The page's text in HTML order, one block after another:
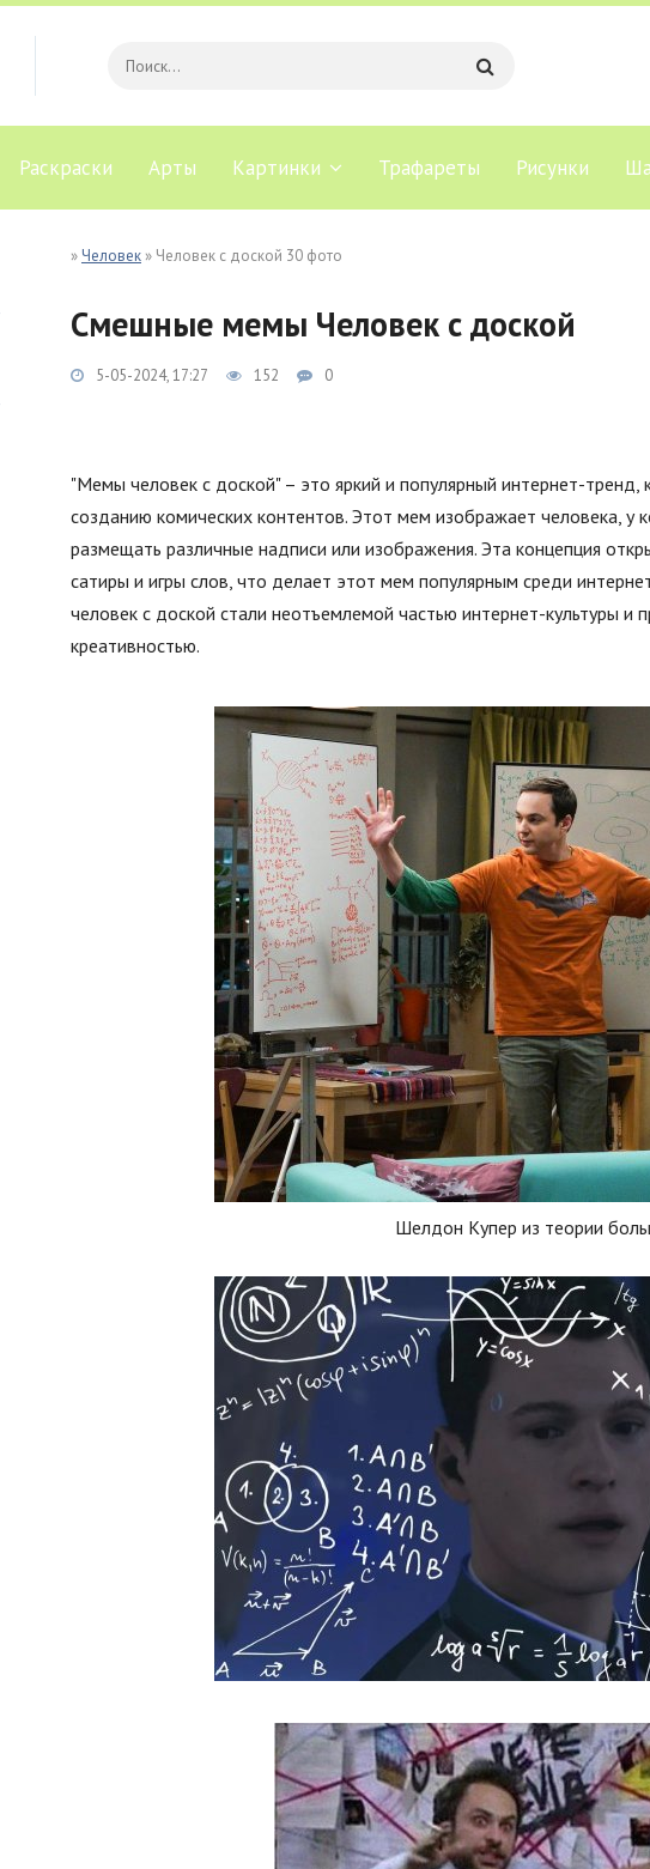
Раскраски Арты Картинки Трафареты Рисунки
»Человек » Человек с доской 30 фото
Смешные мемы Человек с доской
5-05-2024, 17:27 152 0
"Мемы человек с доской" – это яркий и популярный интернет-
созданию комических контентов. Этот мем изображает человека, у
размещать различные надписи или изображения. Эта концепция
сатиры и игры слов, что делает этот мем популярным среди
человек с доской стали неотъемлемой частью интернет-культуры
креативностью.
Шелдон Купер из теории